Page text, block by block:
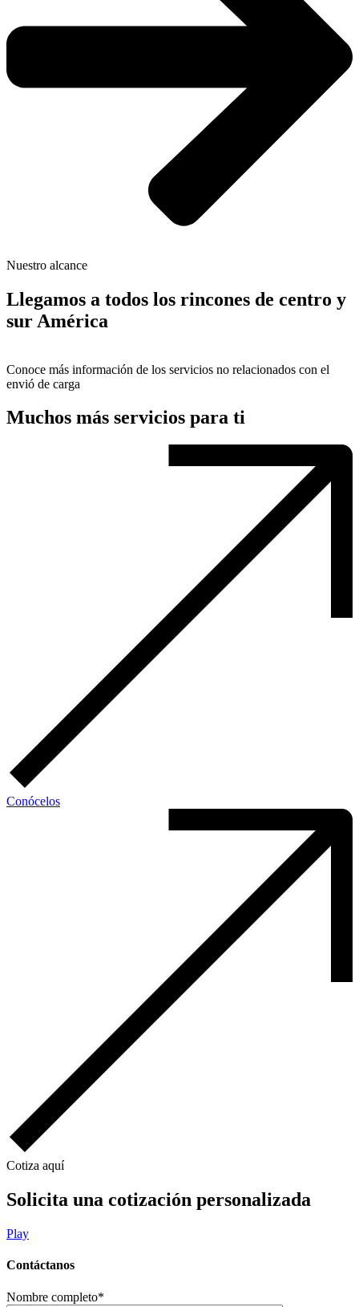
Nuestro alcance
Llegamos a todos los rincones de centro y
sur América
Conoce más información de los servicios no relacionados con el
envió de carga
Muchos más servicios para ti
Conócelos
Cotiza aquí
Solicita una cotización personalizada
Play
Contáctanos
Nombre completo*